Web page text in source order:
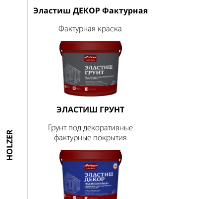
HOLZER
Эластиш ДЕКОР Фактурная
Фактурная краска
ЭЛАСТИШ ГРУНТ
Грунт под декоративные
фактурные покрытия